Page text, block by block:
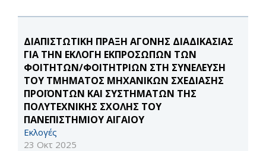
ΔΙΑΠΙΣΤΩΤΙΚΗ ΠΡΑΞΗ ΆΓΟΝΗΣ ΔΙΑΔΙΚΑΣΊΑΣ
ΓΙΑ ΤΗΝ ΕΚΛΟΓΉ ΕΚΠΡΟΣΏΠΩΝ ΤΩΝ
ΦΟΙΤΗΤΏΝ/ΦΟΙΤΗΤΡΙΏΝ ΣΤΗ ΣΥΝΈΛΕΥΣΗ
ΤΟΥ ΤΜΉΜΑΤΟΣ ΜΗΧΑΝΙΚΏΝ ΣΧΕΔΊΑΣΗΣ
ΠΡΟΪΌΝΤΩΝ ΚΑΙ ΣΥΣΤΗΜΆΤΩΝ ΤΗΣ
ΠΟΛΥΤΕΧΝΙΚΉΣ ΣΧΟΛΉΣ ΤΟΥ
ΠΑΝΕΠΙΣΤΗΜΊΟΥ ΑΙΓΑΊΟΥ
Εκλογές
23 Οκτ 2025